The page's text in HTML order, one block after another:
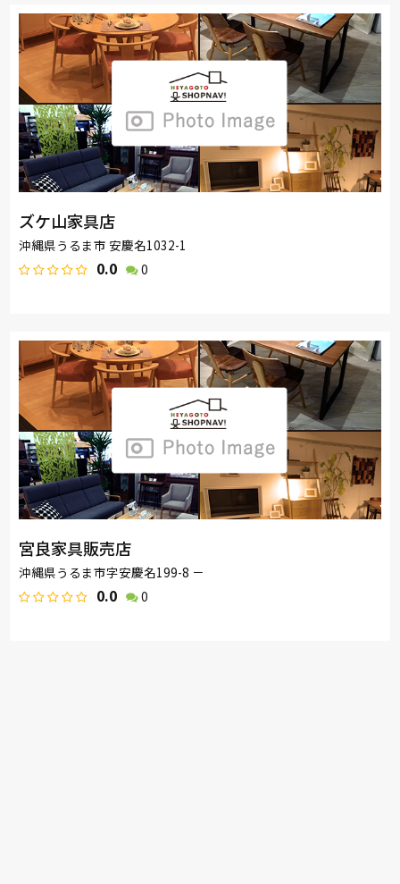
ズケ山家具店
沖縄県うるま市 安慶名1032-1
0.0 0
宮良家具販売店
沖縄県うるま市字安慶名199-8 －
0.0 0